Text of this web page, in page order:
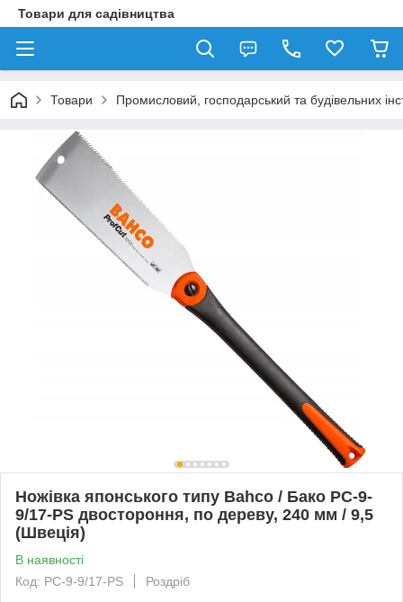
Товари для садівництва
Товари Промисловий, господарський та будівельних
Ножівка японського типу Bahco / Бако PC-9-
9/17-PS двостороння, по дереву, 240 мм / 9,5
(Швеція)
В наявності
Код: PC-9-9/17-PS
Роздріб